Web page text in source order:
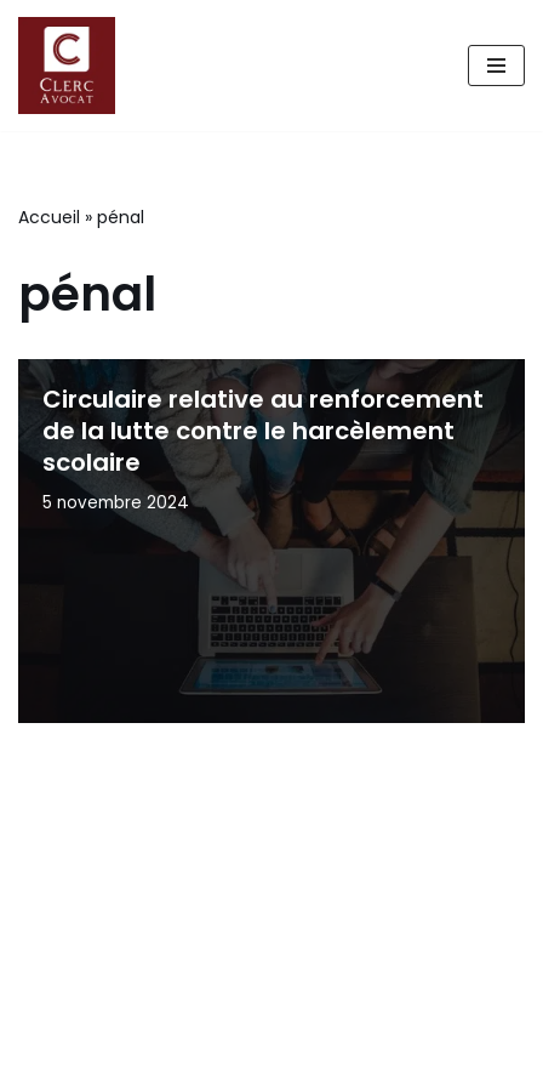
Aller
au
Accueil » pénal
pénal
Circulaire relative au renforcement
de la lutte contre le harcèlement
scolaire
5 novembre 2024